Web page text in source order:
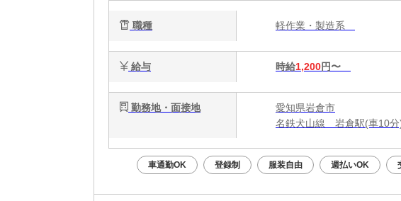
職種 軽作業・製造系
給与 時給1,200円〜
勤務地・面接地
愛知県岩倉市
名鉄犬山線 岩倉駅(車10分
車通勤OK 登録制 服装自由 週払いOK